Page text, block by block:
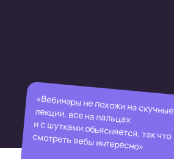
«Вебинары не похожи на скучные лекции, все на пальцах
и с шутками объясняется, так что смотреть вебы интересно»